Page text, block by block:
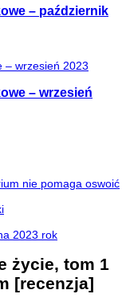
– październik
– wrzesień
nie pomaga oswoić
2023 rok
życie, tom 1
[recenzja]